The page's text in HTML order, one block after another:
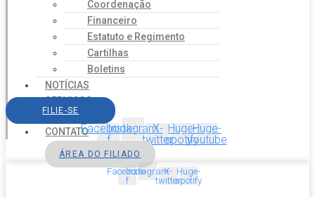
Coordenação
Financeiro
Estatuto e Regimento
Cartilhas
Boletins
NOTÍCIAS
SERVIÇOS
AGENDA
CONTATO
FILIE-SE
Facebook-
f
InstagramX-
twitter
Huge-
spotify
Huge-
youtube
ÁREA DO FILIADO
Facebook-
f
InstagramX-
twitter
Huge-
spotify